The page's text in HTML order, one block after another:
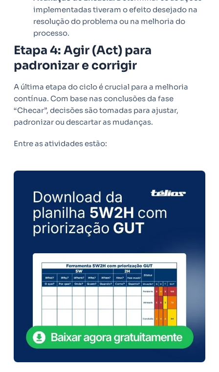
implementadas tiveram o efeito desejado na
resolução do problema ou na melhoria do
processo.
Etapa 4: Agir (Act) para
padronizar e corrigir
A última etapa do ciclo é crucial para a melhoria
contínua. Com base nas conclusões da fase
“Checar”, decisões são tomadas para ajustar,
padronizar ou descartar as mudanças.
Entre as atividades estão: